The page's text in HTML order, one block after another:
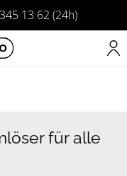
13 62 (24h)
für alle